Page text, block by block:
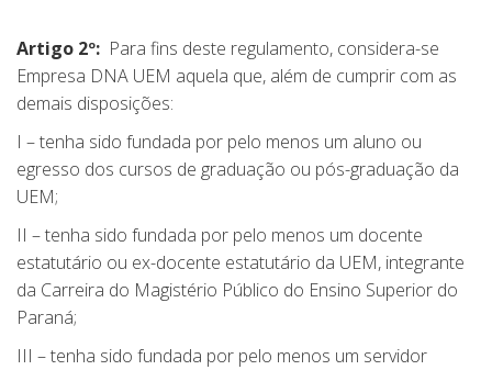
Artigo 2º: Para fins deste regulamento, considera-se
Empresa DNA UEM aquela que, além de cumprir com as
demais disposições:
I – tenha sido fundada por pelo menos um aluno ou
egresso dos cursos de graduação ou pós-graduação da
UEM;
II – tenha sido fundada por pelo menos um docente
estatutário ou ex-docente estatutário da UEM, integrante
da Carreira do Magistério Público do Ensino Superior do
Paraná;
III – tenha sido fundada por pelo menos um servidor